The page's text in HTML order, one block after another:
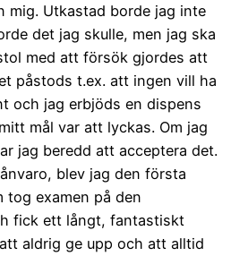
mig. Utkastad borde jag inte
det jag skulle, men jag ska
med att försök gjordes att
påstods t.ex. att ingen vill ha
och jag erbjöds en dispens
mål var att lyckas. Om jag
jag beredd att acceptera det.
blev jag den första
tog examen på den
fick ett långt, fantastiskt
aldrig ge upp och att alltid